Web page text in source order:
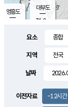
영흥도
대부도
31.9
요소
지역
날짜
이전자료 -12시간